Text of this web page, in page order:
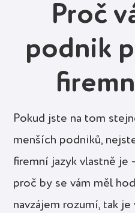
Proč
podnik
Pokud jste na tom
menších podniků,
firemní jazyk vlastně je
proč by se vám měl
navzájem rozumí, tak